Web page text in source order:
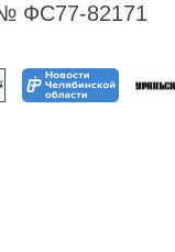
№ ФС77-82171